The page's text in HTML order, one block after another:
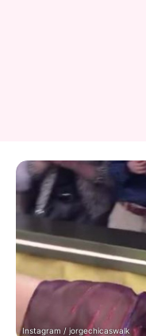
Instagram / jorgechicaswalk